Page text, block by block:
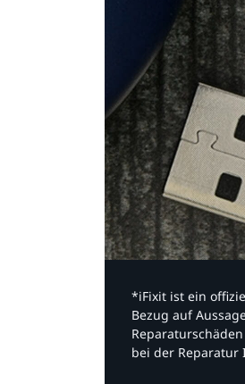
*iFixit ist ein
Bezug auf
bei der Reparatur